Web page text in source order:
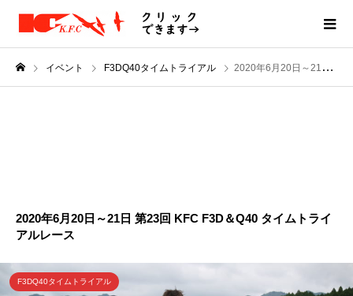
イベント F3DQ40タイムトライアル 2020年6月20日～21日 第23回 KFC F3D＆Q40 タイムトライアルレース
2020年6月20日～21日 第23回 KFC F3D＆Q40 タイムトライ
アルレース
F3DQ40タイムトライアル